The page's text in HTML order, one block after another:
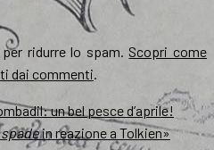
ridurre lo spam.Scopri come
dai commenti.
un bel pesce d’aprile!
in reazione a Tolkien»